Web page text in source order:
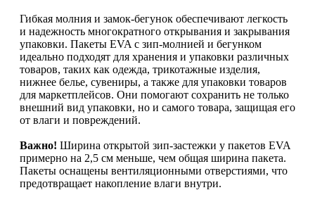
Гибкая молния и замок-бегунок обеспечивают легкость
и надежность многократного открывания и закрывания
упаковки. Пакеты EVA с зип-молнией и бегунком
идеально подходят для хранения и упаковки различных
товаров, таких как одежда, трикотажные изделия,
нижнее белье, сувениры, а также для упаковки товаров
для маркетплейсов. Они помогают сохранить не только
внешний вид упаковки, но и самого товара, защищая его
от влаги и повреждений.
Важно! Ширина открытой зип-застежки у пакетов EVA
примерно на 2,5 см меньше, чем общая ширина пакета.
Пакеты оснащены вентиляционными отверстиями, что
предотвращает накопление влаги внутри.